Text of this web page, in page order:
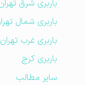
باربری شرق
باربری شمال
باربری غرب تهران
باربری کرج
سایر مطالب